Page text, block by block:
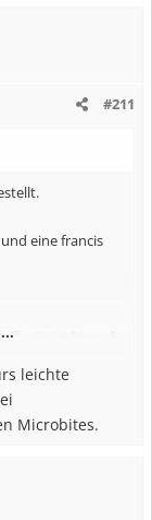
#211
eine francis
die ist bis auf
leichte
Microbites.